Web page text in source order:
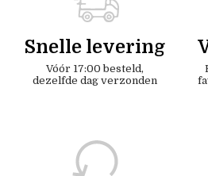
Snelle levering
Vóór 17:00 besteld,
dezelfde dag verzonden